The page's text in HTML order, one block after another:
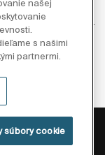
našej
s našimi
partnermi.
súbory cookie